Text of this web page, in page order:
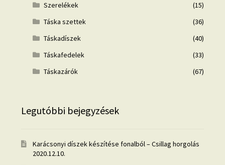
Szerelékek
(15)
Táska szettek
(36)
Táskadíszek
(40)
Táskafedelek
(33)
Táskazárók
(67)
Legutóbbi bejegyzések
Karácsonyi díszek készítése fonalból – Csillag horgolás
2020.12.10.